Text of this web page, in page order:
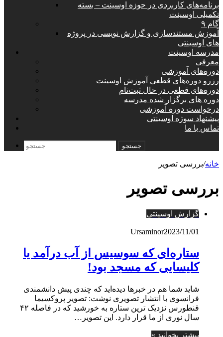
برنامه‌های کاربردی در حوزه اوسینت – بسته
تکمیلی اوسینت
گام ۹
آموزش مستندسازی و گزارش نویسی در پروژه
های اوسینتی
مدرسه اوسینت
معرفی
دوره‌های آموزشی
رزرو دوره‌های قطعی آموزش اوسینت
دوره‌های قطعی در حال ثبت‌نام
دوره های برگزار شده مدرسه
درخواست دوره آموزشی
پیشنهاد سوژه اوسینتی
تماس با ما
جستجو
خانه/بررسی تصویر
بررسی تصویر
گزارش اوسینتی
Ursaminor2023/11/01
ستاره‌ای که سوسیس از آب درآمد یا
کلیسایی که مسجد بود!
شاید شما هم در خبرها دیده‌اید که چندی پیش دانشمندی
فرانسوی با انتشار تصویری نوشت: تصویر پروکسیما
قنطورس نزدیک ترین ستاره به خورشید که در فاصله ۴۲
سال نوری از ما قرار دارد. این تصویر…
بیشتر بخوانید »